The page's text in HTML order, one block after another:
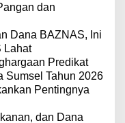
dan
Dana BAZNAS, Ini
Lahat
Predikat
Sumsel Tahun 2026
Pentingnya
dan Dana